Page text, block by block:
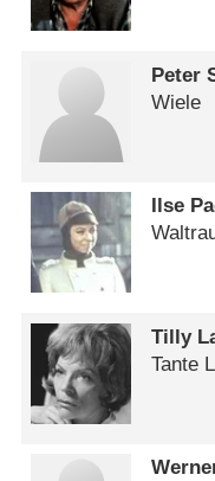
Peter
Wiele
Ilse
Tilly
Tante